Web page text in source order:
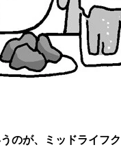
のが、ミッドライフク